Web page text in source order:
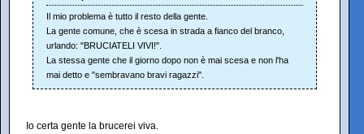
Il mio problema è tutto il resto della gente.
La gente comune, che è scesa in strada a fianco del branco,
urlando: "BRUCIATELI VIVI!".
La stessa gente che il giorno dopo non è mai scesa e non l'ha
mai detto e "sembravano bravi ragazzi".
Io certa gente la brucerei viva.